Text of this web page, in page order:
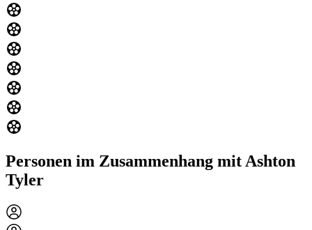
Personen im Zusammenhang mit Ashton
Tyler